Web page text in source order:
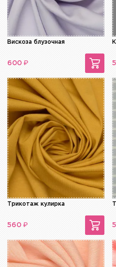
Вискоза блузочная
600 ₽
Трикотаж кулирка
560 ₽